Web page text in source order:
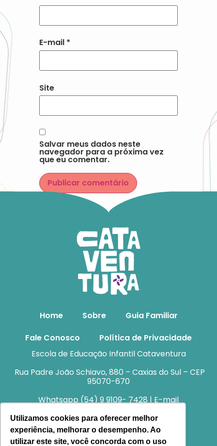
Utilizamos cookies para oferecer melhor
experiência, melhorar o desempenho. Ao
utilizar este site, você concorda com o uso
E-mail *
Site
Salvar meus dados neste
navegador para a próxima vez
que eu comentar.
Home Sobre
Guia Familiar
Fale Conosco
Política de Privacidade
Escola de Educação Infantil Cataventura
Rua Padre João Schiavo, 880 – Caxias do Sul – CEP
95070-670
Whatsapp (54) 9 9109- 7428 | E-mail